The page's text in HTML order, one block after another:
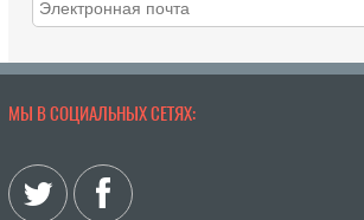
МЫ В СОЦИАЛЬНЫХ СЕТЯХ: